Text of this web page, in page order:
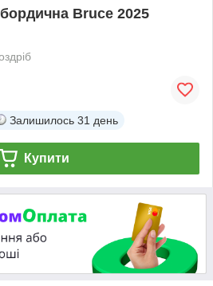
Bruce 2025
Залишилось 31 день
Купити